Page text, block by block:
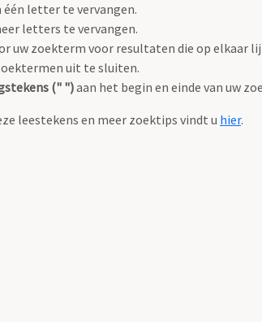
één letter te vervangen.
letters te vervangen.
uw zoekterm voor resultaten die op elkaar
uit te sluiten.
(" ")aan het begin en einde van uw
leestekens en meer zoektips vindt u hier.